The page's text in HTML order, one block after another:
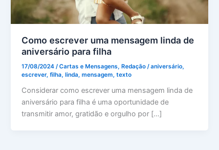
Como escrever uma mensagem linda de
aniversário para filha
17/08/2024 /Cartas e Mensagens,Redação /aniversário,
escrever,filha,linda,mensagem,texto
Considerar como escrever uma mensagem linda de
aniversário para filha é uma oportunidade de
transmitir amor, gratidão e orgulho por […]